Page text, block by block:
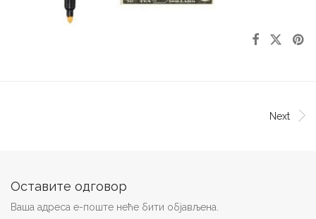
Next
Оставите одговор
Ваша адреса е-поште неће бити објављена.